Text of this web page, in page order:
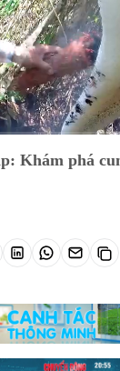
Khám phá